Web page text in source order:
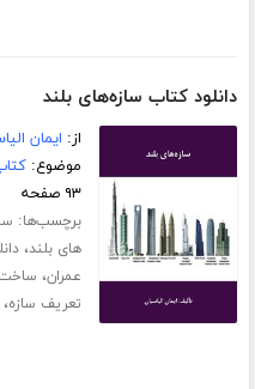
دانلود کتاب سازه‌های بلند
از: ایمان
موضوع:
۹۳ صفحه
برچسب‌ها:
های بلند،
عمران، ساخت
تعریف سازه،